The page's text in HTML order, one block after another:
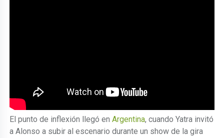
El punto de inflexión llegó enArgentina, cuando Yatra invitó
a Alonso a subir al escenario durante un show de la gira